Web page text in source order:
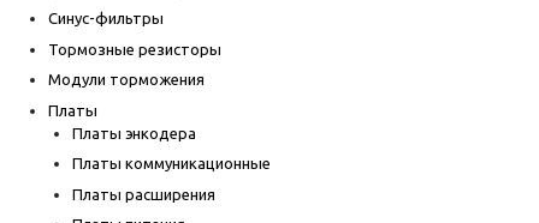
Синус-фильтры
Тормозные резисторы
Модули торможения
Платы
Платы энкодера
Платы коммуникационные
Платы расширения